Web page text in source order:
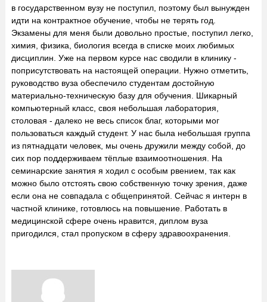
в государственном вузу не поступил, поэтому был вынужден
идти на контрактное обучение, чтобы не терять год.
Экзамены для меня были довольно простые, поступил легко,
химия, физика, биология всегда в списке моих любимых
дисциплин. Уже на первом курсе нас сводили в клинику -
поприсутствовать на настоящей операции. Нужно отметить,
руководство вуза обеспечило студентам достойную
материально-техническую базу для обучения. Шикарный
компьютерный класс, своя небольшая лаборатория,
столовая - далеко не весь список благ, которыми мог
пользоваться каждый студент. У нас была небольшая группа
из пятнадцати человек, мы очень дружили между собой, до
сих пор поддерживаем тёплые взаимоотношения. На
семинарские занятия я ходил с особым рвением, так как
можно было отстоять свою собственную точку зрения, даже
если она не совпадала с общепринятой. Сейчас я интерн в
частной клинике, готовлюсь на повышение. Работать в
медицинской сфере очень нравится, диплом вуза
пригодился, стал пропуском в сферу здравоохранения.